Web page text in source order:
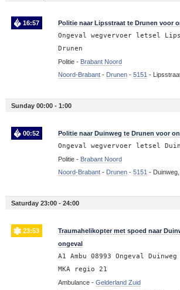
16:57 Politie naar Lipsstraat te Drunen voor
Ongeval wegvervoer letsel
Drunen
Politie - Brabant Noord
Noord-Brabant- Drunen- 5151 -
Sunday 00:00 - 1:00
00:52 Politie naar Duinweg te Drunen voor
Ongeval wegvervoer letsel
Politie - Brabant Noord
Noord-Brabant- Drunen- 5151 -
Saturday 23:00 - 24:00
23:53
Traumahelikopter met spoed naar
ongeval
A1 Ambu 08993 Ongeval
MKA regio 21
Ambulance - Gelderland Zuid